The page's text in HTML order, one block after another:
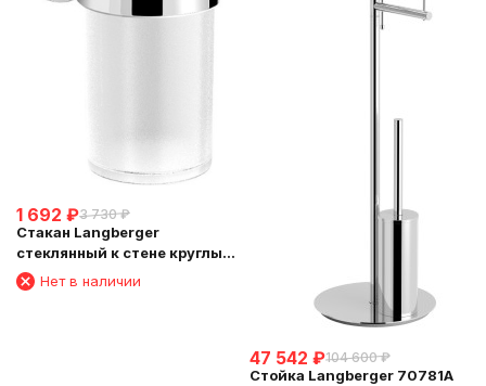
1 692 ₽3 730 ₽
Стакан Langberger
стеклянный к стене круглый
11011AНет в наличии
47 542 ₽104 600 ₽
Стойка Langberger 70781A